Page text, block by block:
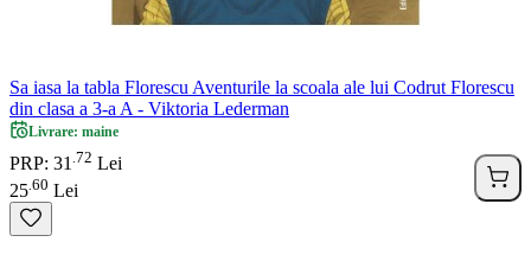
Sa iasa la tabla Florescu Aventurile la scoala ale lui Codrut Florescu
din clasa a 3-a A - Viktoria Lederman
Livrare: maine
PRP: 31 72 Lei
25 60 Lei